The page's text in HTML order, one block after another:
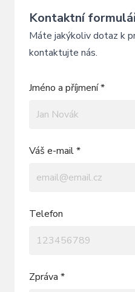
Kontaktní
Máte jakýkoliv dotaz k
kontaktujte nás.
Jméno a příjmení *
Váš e-mail *
Telefon
Zpráva *